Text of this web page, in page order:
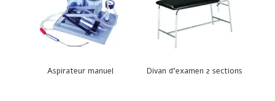
Aspirateur manuel Divan d’examen 2 sections